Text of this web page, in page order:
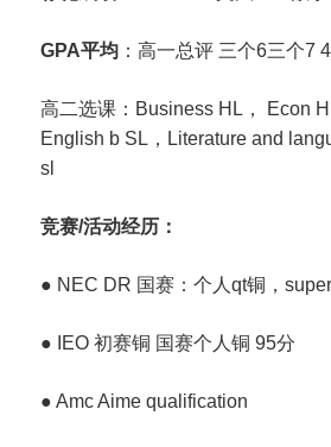
GPA平均 ：高一总评 三个6三个7
高二选课：Business HL， Econ
English b SL，Literature and
sl
竞赛/活动经历：
● NEC DR 国赛：个人qt铜，
● IEO 初赛铜 国赛个人铜 95分
● Amc Aime qualification